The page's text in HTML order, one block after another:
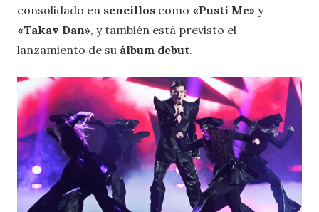
consolidado en sencillos como «Pusti Me» y
«Takav Dan», y también está previsto el
lanzamiento de su álbum debut.